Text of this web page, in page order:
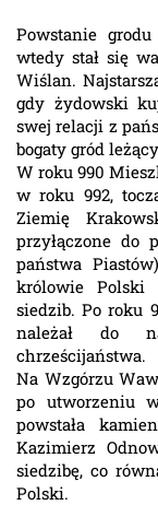
Powstanie
wtedy stał się
Wiślan.
gdy żydowski
swej relacji z
bogaty gród
W roku 990
w roku 992,
Ziemię
przyłączone do
państwa
królowie
siedzib. Po roku
należał do
chrześcijaństwa.
Na Wzgórzu
po utworzeniu
powstała
Kazimierz
siedzibę, co
Polski.